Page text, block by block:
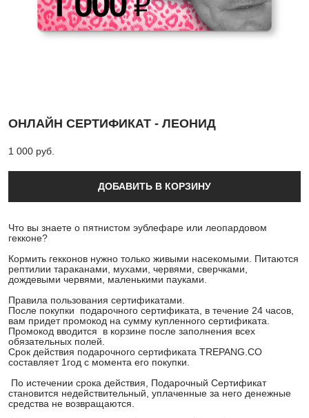
ОНЛАЙН СЕРТИФИКАТ - ЛЕОНИД
1 000 pуб.
ДОБАВИТЬ В КОРЗИНУ
Что вы знаете о пятнистом эублефаре или леопардовом
гекконе?
Кормить гекконов нужно только живыми насекомыми. Питаются
рептилии тараканами, мухами, червями, сверчками,
дождевыми червями, маленькими пауками.
Правила пользования сертификатами.
После покупки подарочного сертификата, в течение 24 часов,
вам придет промокод на сумму купленного сертификата.
Промокод вводится в корзине после заполнения всех
обязательных полей.
Срок действия подарочного сертификата TREPANG.CO
составляет 1год с момента его покупки.
По истечении срока действия, Подарочный Сертификат
становится недействительный, уплаченные за него денежные
средства не возвращаются.